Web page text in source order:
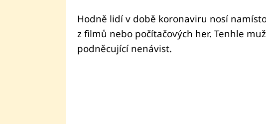
Hodně lidí v době koronaviru nosí
z filmů nebo počítačových her. Tenhle
podněcující nenávist.